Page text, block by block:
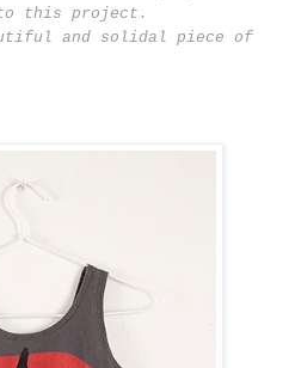
to this project.
and solidal piece of